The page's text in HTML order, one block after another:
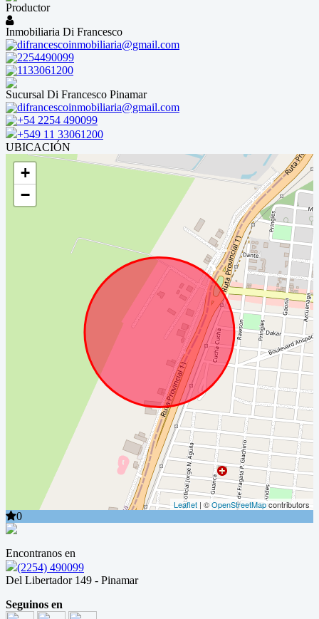
Productor
Inmobiliaria Di Francesco
difrancescoinmobiliaria@gmail.com
2254490099
1133061200
Sucursal Di Francesco Pinamar
difrancescoinmobiliaria@gmail.com
+54 2254 490099
+549 11 33061200
UBICACIÓN
+
−
Leaflet | ©OpenStreetMapcontributors
0
Encontranos en
(2254) 490099
Del Libertador 149 - Pinamar
Seguinos en